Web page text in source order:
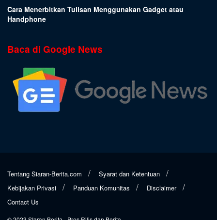
Cara Menerbitkan Tulisan Menggunakan Gadget atau
Handphone
Baca di Google News
Tentang Siaran-Berita.com
Syarat dan Ketentuan
Kebijakan Privasi
Panduan Komunitas
Disclaimer
Contact Us